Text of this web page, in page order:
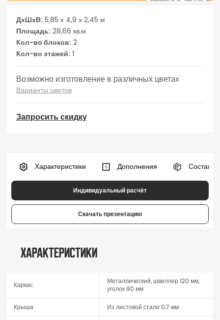
ДхШхВ 5,85 х 4,9 х 2,45 м
Площадь 28,66 кв.м
Кол-во блоков 2
Кол-во этажей 1
Возможно изготовление в различных цветах
Варианты цветов
Запросить скидку
Характеристики Дополнения Состав
Индивидуальный расчёт
Скачать презентацию
Характеристики
Каркас
Металлический, швеллер 120 мм,
уголок 90 мм
Крыша Из листовой стали 0,7 мм